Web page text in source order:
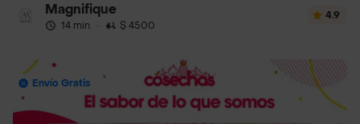
Magnifique
14 min · $ 4500
4.9
Envío Gratis